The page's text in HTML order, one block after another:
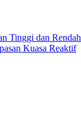
Tinggi dan Rendah
Kuasa Reaktif